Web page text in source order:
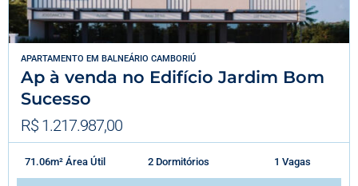
APARTAMENTO EM BALNEÁRIO CAMBORIÚ
Ap à venda no Edifício Jardim Bom
Sucesso
R$ 1.217.987,00
71.06m² Área Útil 2 Dormitórios 1 Vagas